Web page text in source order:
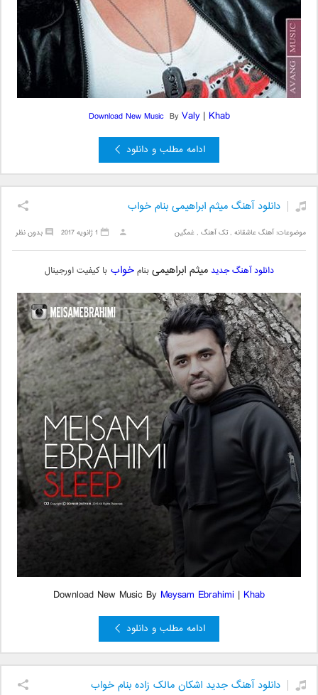
Download New Music ByValy | Khab
ادامه مطلب و دانلود
دانلود آهنگ میثم ابراهیمی بنام خواب
موضوعات:آهنگ عاشقانه ,تک آهنگ ,غمگین بدون نظر 1 ژانویه 2017
دانلود آهنگ جدید میثم ابراهیمیبنامخواب با کیفیت اورجینال
Download New Music By Meysam Ebrahimi | Khab
ادامه مطلب و دانلود
دانلود آهنگ جدید اشکان مالک زاده بنام خواب